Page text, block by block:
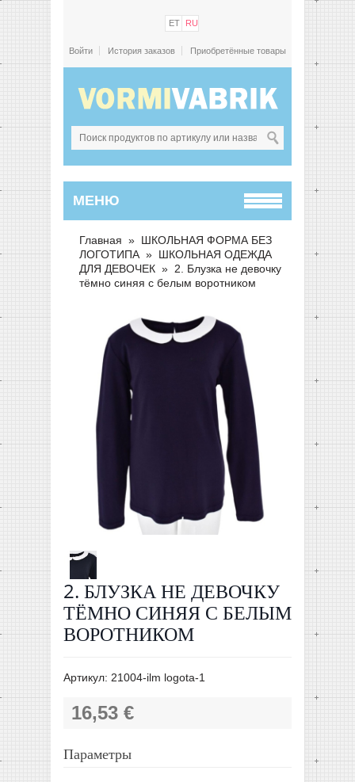
ET RU
Войти История заказов Приобретённые товары
МЕНЮ
Главная » ШКОЛЬНАЯ ФОРМА БЕЗ
ЛОГОТИПА » ШКОЛЬНАЯ ОДЕЖДА
ДЛЯ ДЕВОЧЕК » 2. Блузка не девочку
тёмно синяя с белым воротником
2. БЛУЗКА НЕ ДЕВОЧКУ
ТЁМНО СИНЯЯ С БЕЛЫМ
ВОРОТНИКОМ
Артикул: 21004-ilm logota-1
16,53 €
Параметры